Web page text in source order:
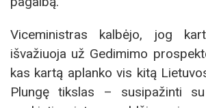
Viceministras kalbėjo, jog
išvažiuoja už Gedimimo
kas kartą aplanko vis kitą
Plungę tikslas – susipažinti